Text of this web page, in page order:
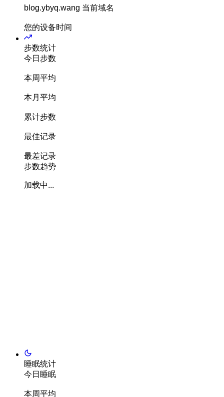
blog.ybyq.wang 当前域名
您的设备时间
步数统计
今日步数
本周平均
本月平均
累计步数
最佳记录
最差记录
步数趋势
加载中...
睡眠统计
今日睡眠
本周平均